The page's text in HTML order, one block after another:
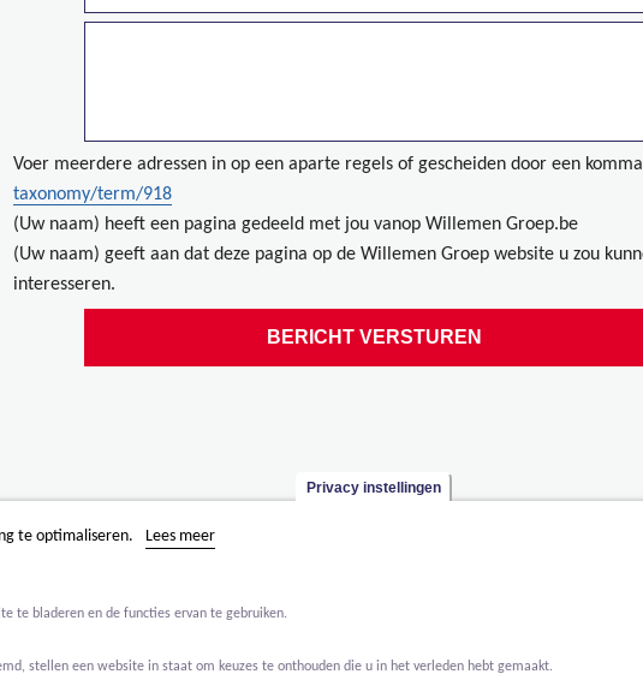
Voer meerdere adressen in op een aparte regels of gescheiden door een
taxonomy/term/918
(Uw naam) heeft een pagina gedeeld met jou vanop Willemen Groep.be
(Uw naam) geeft aan dat deze pagina op de Willemen Groep website u zou
interesseren.
Privacy instellingen
te optimaliseren. Lees meer
te bladeren en de functies ervan te gebruiken.
stellen een website in staat om keuzes te onthouden die u in het verleden hebt gemaakt.